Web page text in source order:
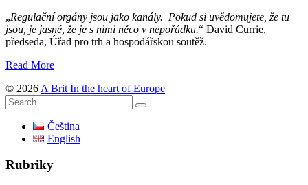
„Regulační orgány jsou jako kanály. Pokud si uvědomujete, že tu
jsou, je jasné, že je s nimi něco v nepořádku.“ David Currie,
předseda, Úřad pro trh a hospodářskou soutěž.
Read More
© 2026 A Brit In the heart of Europe
Čeština
English
Rubriky